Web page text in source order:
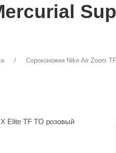
Сороконожки Nike Air Zoom TF